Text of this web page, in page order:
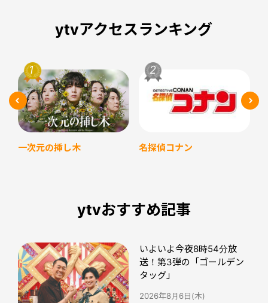
ytvアクセスランキング
一次元の挿し木 名探偵コナン
ytvおすすめ記事
いよいよ今夜8時54分放
送！第3弾の「ゴールデン
タッグ」
2026年8月6日(木)